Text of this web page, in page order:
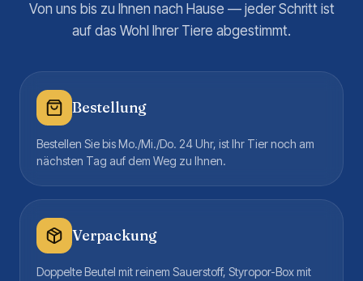
Von uns bis zu Ihnen nach Hause — jeder Schritt ist
auf das Wohl Ihrer Tiere abgestimmt.
Bestellung
Bestellen Sie bis Mo./Mi./Do. 24 Uhr, ist Ihr Tier noch am
nächsten Tag auf dem Weg zu Ihnen.
Verpackung
Doppelte Beutel mit reinem Sauerstoff, Styropor-Box mit